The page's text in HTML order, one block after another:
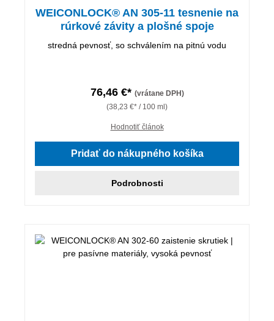
WEICONLOCK® AN 305-11 tesnenie na
rúrkové závity a plošné spoje
stredná pevnosť, so schválením na pitnú vodu
76,46 €* (vrátane DPH)
(38,23 €* / 100 ml)
Hodnotiť článok
Pridať do nákupného košíka
Podrobnosti